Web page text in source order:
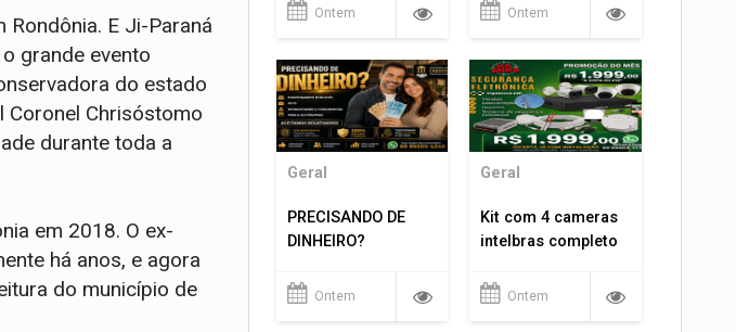
E Ji-Paraná
grande evento
do estado
Coronel Chrisóstomo
durante toda a
em 2018. O ex-
há anos, e agora
do município de
Ontem Ontem
Geral
PRECISANDO DE
DINHEIRO?
Ontem
Geral
Kit com 4 cameras
intelbras completo
Ontem